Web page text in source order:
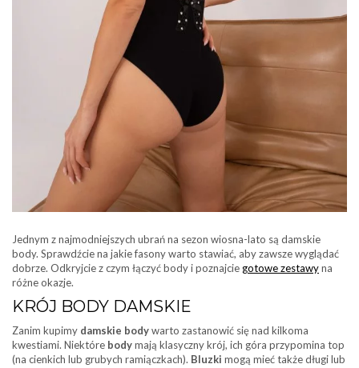
Jednym z najmodniejszych ubrań na sezon wiosna-lato są damskie
body. Sprawdźcie na jakie fasony warto stawiać, aby zawsze wyglądać
dobrze. Odkryjcie z czym łączyć body i poznajcie gotowe zestawyna
różne okazje.
KRÓJ BODY DAMSKIE
Zanim kupimy damskie bodywarto zastanowić się nad kilkoma
kwestiami. Niektóre bodymają klasyczny krój, ich góra przypomina top
(na cienkich lub grubych ramiączkach). Bluzki mogą mieć także długi lub